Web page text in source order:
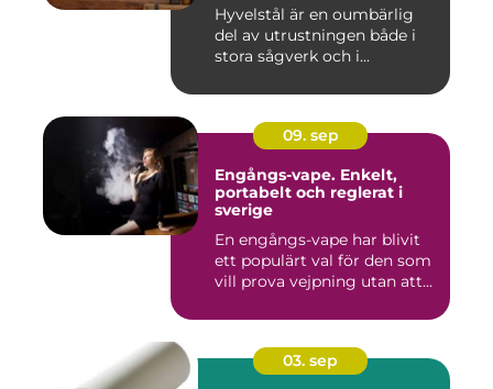
Hyvelstål är en oumbärlig
del av utrustningen både i
stora sågverk och i...
09. sep
Engångs-vape. Enkelt,
portabelt och reglerat i
sverige
En engångs-vape har blivit
ett populärt val för den som
vill prova vejpning utan att...
03. sep